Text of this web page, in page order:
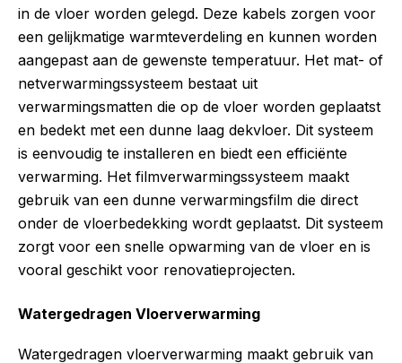
in de vloer worden gelegd. Deze kabels zorgen voor
een gelijkmatige warmteverdeling en kunnen worden
aangepast aan de gewenste temperatuur. Het mat- of
netverwarmingssysteem bestaat uit
verwarmingsmatten die op de vloer worden geplaatst
en bedekt met een dunne laag dekvloer. Dit systeem
is eenvoudig te installeren en biedt een efficiënte
verwarming. Het filmverwarmingssysteem maakt
gebruik van een dunne verwarmingsfilm die direct
onder de vloerbedekking wordt geplaatst. Dit systeem
zorgt voor een snelle opwarming van de vloer en is
vooral geschikt voor renovatieprojecten.
Watergedragen Vloerverwarming
Watergedragen vloerverwarming maakt gebruik van